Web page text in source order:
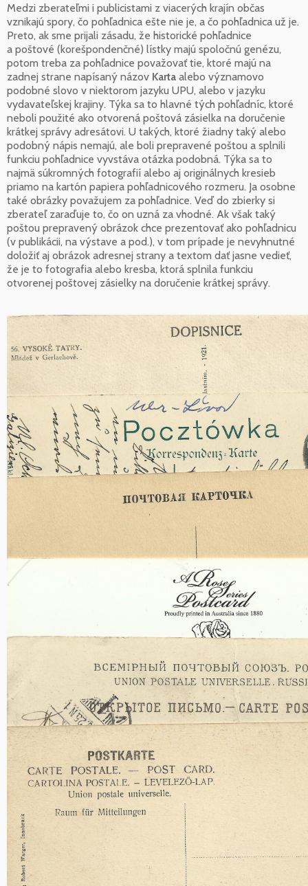
Medzi zberateľmi i publicistami z viacerých krajín občas
vznikajú spory, čo pohľadnica ešte nie je, a čo pohľadnica už je.
Preto, ak sme prijali zásadu, že historické pohľadnice
a poštové (korešpondenčné) lístky majú spoločnú genézu,
potom treba za pohľadnice považovať tie, ktoré majú na
zadnej strane napísaný názov Karta alebo významovo
podobné slovo v niektorom jazyku UPU, alebo v jazyku
vydavateľskej krajiny. Týka sa to hlavné tých pohľadníc, ktoré
neboli použité ako otvorená poštová zásielka na doručenie
krátkej správy adresátovi. U takých, ktoré žiadny taký alebo
podobný nápis nemajú, ale boli prepravené poštou a splnili
funkciu pohľadnice vyvstáva otázka podobná. Týka sa to
najmä súkromných fotografií alebo aj originálnych kresieb
priamo na kartón papiera pohľadnicového rozmeru. Ja osobne
také obrázky považujem za pohľadnice. Veď do zbierky si
zberateľ zaraďuje to, čo on uzná za vhodné. Ak však taký
poštou prepravený obrázok chce prezentovať ako pohľadnicu
(v publikácii, na výstave a pod.), v tom prípade je nevyhnutné
doložiť aj obrázok adresnej strany a textom dať jasne vedieť,
že je to fotografia alebo kresba, ktorá splnila funkciu
otvorenej poštovej zásielky na doručenie krátkej správy.